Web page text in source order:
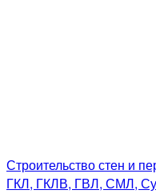
Строительство стен и
ГКЛ, ГКЛВ, ГВЛ, СМЛ,